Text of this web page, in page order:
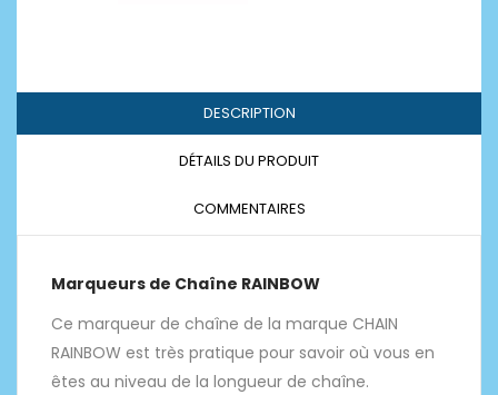
DESCRIPTION
DÉTAILS DU PRODUIT
COMMENTAIRES
Marqueurs de Chaîne RAINBOW
Ce marqueur de chaîne de la marque CHAIN
RAINBOW est très pratique pour savoir où vous en
êtes au niveau de la longueur de chaîne.